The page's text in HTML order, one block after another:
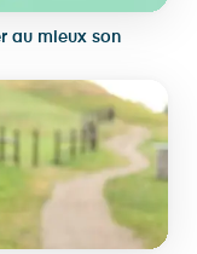
au mieux son